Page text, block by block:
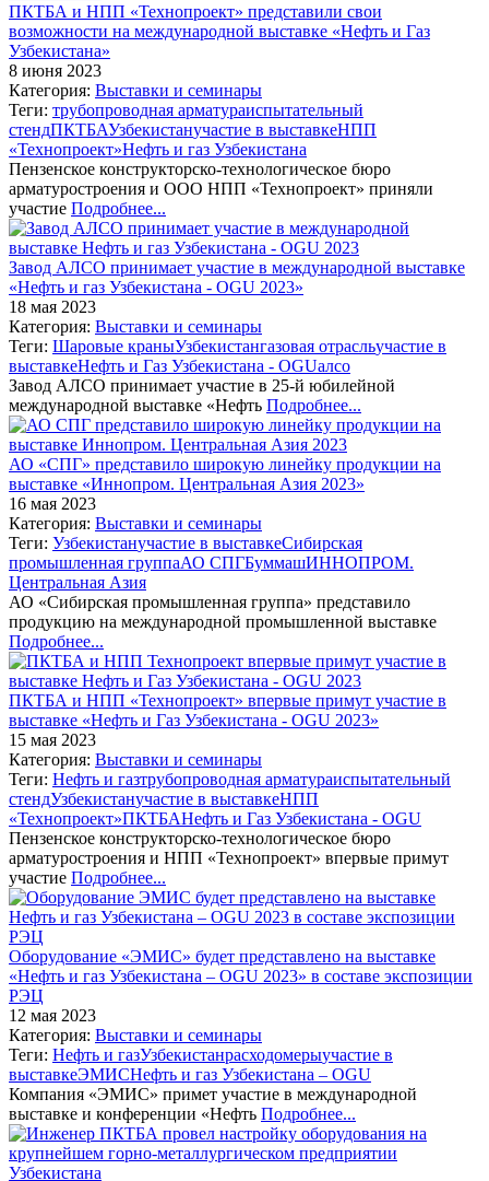
ПКТБА и НПП «Технопроект» представили свои
возможности на международной выставке «Нефть и Газ
Узбекистана»
8 июня 2023
Категория: Выставки и семинары
Теги: трубопроводная арматураиспытательный
стендПКТБАУзбекистанучастие в выставкеНПП
«Технопроект»Нефть и газ Узбекистана
Пензенское конструкторско-технологическое бюро
арматуростроения и ООО НПП «Технопроект» приняли
участие Подробнее...
Завод АЛСО принимает участие в международной выставке
«Нефть и газ Узбекистана - OGU 2023»
18 мая 2023
Категория: Выставки и семинары
Теги: Шаровые краныУзбекистангазовая отрасльучастие в
выставкеНефть и Газ Узбекистана - OGUалсо
Завод АЛСО принимает участие в 25-й юбилейной
международной выставке «Нефть Подробнее...
АО «СПГ» представило широкую линейку продукции на
выставке «Иннопром. Центральная Азия 2023»
16 мая 2023
Категория: Выставки и семинары
Теги: Узбекистанучастие в выставкеСибирская
промышленная группаАО СПГБуммашИННОПРОМ.
Центральная Азия
АО «Сибирская промышленная группа» представило
продукцию на международной промышленной выставке
Подробнее...
ПКТБА и НПП «Технопроект» впервые примут участие в
выставке «Нефть и Газ Узбекистана - OGU 2023»
15 мая 2023
Категория: Выставки и семинары
Теги: Нефть и газтрубопроводная арматураиспытательный
стендУзбекистанучастие в выставкеНПП
«Технопроект»ПКТБАНефть и Газ Узбекистана - OGU
Пензенское конструкторско-технологическое бюро
арматуростроения и НПП «Технопроект» впервые примут
участие Подробнее...
Оборудование «ЭМИС» будет представлено на выставке
«Нефть и газ Узбекистана – OGU 2023» в составе экспозиции
РЭЦ
12 мая 2023
Категория: Выставки и семинары
Теги: Нефть и газУзбекистанрасходомерыучастие в
выставкеЭМИСНефть и газ Узбекистана – OGU
Компания «ЭМИС» примет участие в международной
выставке и конференции «Нефть Подробнее...